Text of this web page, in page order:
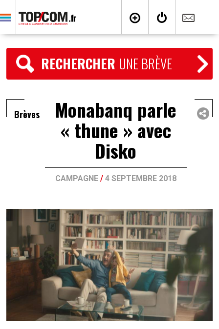
RECHERCHER UNE BRÈVE
Brèves Monabanq parle
« thune » avec
Disko
CAMPAGNE/ 4 SEPTEMBRE 2018